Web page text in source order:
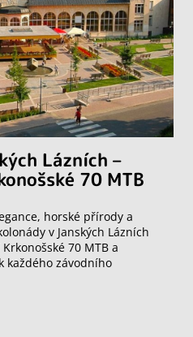
Lázních –
70 MTB
horské přírody a
v Janských Lázních
70 MTB a
každého závodního